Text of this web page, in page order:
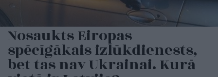
Nosaukts Eiropas
spēcīgākais izlūkdienests,
bet tas nav Ukrainai. Kurā